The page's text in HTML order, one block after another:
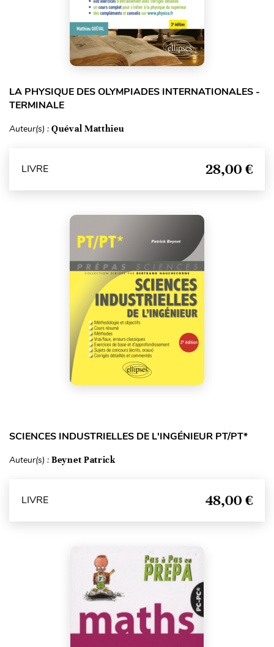
LA PHYSIQUE DES OLYMPIADES INTERNATIONALES -
TERMINALE
Auteur(s) : Quéval Matthieu
LIVRE 28,00 €
SCIENCES INDUSTRIELLES DE L'INGÉNIEUR PT/PT*
Auteur(s) : Beynet Patrick
LIVRE 48,00 €